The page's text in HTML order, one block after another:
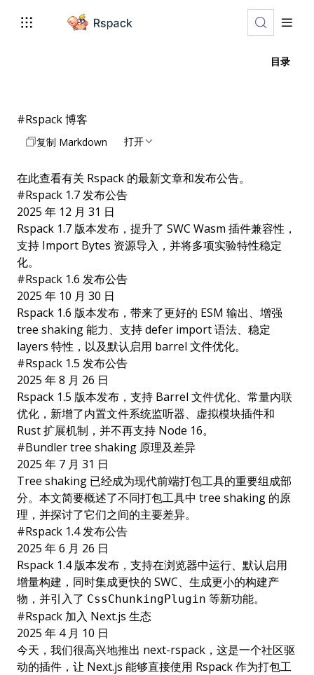
目录
#Rspack 博客
复制 Markdown 打开
在此查看有关 Rspack 的最新文章和发布公告。
#Rspack 1.7 发布公告
2025 年 12 月 31 日
Rspack 1.7 版本发布，提升了 SWC Wasm 插件兼容性，
支持 Import Bytes 资源导入，并将多项实验特性稳定
化。
#Rspack 1.6 发布公告
2025 年 10 月 30 日
Rspack 1.6 版本发布，带来了更好的 ESM 输出、增强
tree shaking 能力、支持 defer import 语法、稳定
layers 特性，以及默认启用 barrel 文件优化。
#Rspack 1.5 发布公告
2025 年 8 月 26 日
Rspack 1.5 版本发布，支持 Barrel 文件优化、常量内联
优化，新增了内置文件系统监听器、虚拟模块插件和
Rust 扩展机制，并不再支持 Node 16。
#Bundler tree shaking 原理及差异
2025 年 7 月 31 日
Tree shaking 已经成为现代前端打包工具的重要组成部
分。本文简要概述了不同打包工具中 tree shaking 的原
理，并探讨了它们之间的主要差异。
#Rspack 1.4 发布公告
2025 年 6 月 26 日
Rspack 1.4 版本发布，支持在浏览器中运行、默认启用
增量构建，同时集成更快的 SWC、生成更小的构建产
物，并引入了 CssChunkingPlugin 等新功能。
#Rspack 加入 Next.js 生态
2025 年 4 月 10 日
今天，我们很高兴地推出 next-rspack ，这是一个社区驱
动的插件，让 Next.js 能够直接使用 Rspack 作为打包工